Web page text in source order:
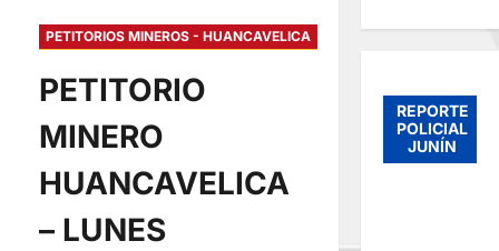
PETITORIOS MINEROS - HUANCAVELICA
PETITORIO
MINERO
HUANCAVELICA
– LUNES
REPORTE
POLICIAL
JUNÍN